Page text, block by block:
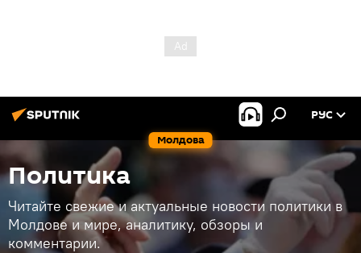
Молдова
РУС
Политика
Читайте свежие и актуальные новости политики в
Молдове и мире, аналитику, обзоры и
комментарии.